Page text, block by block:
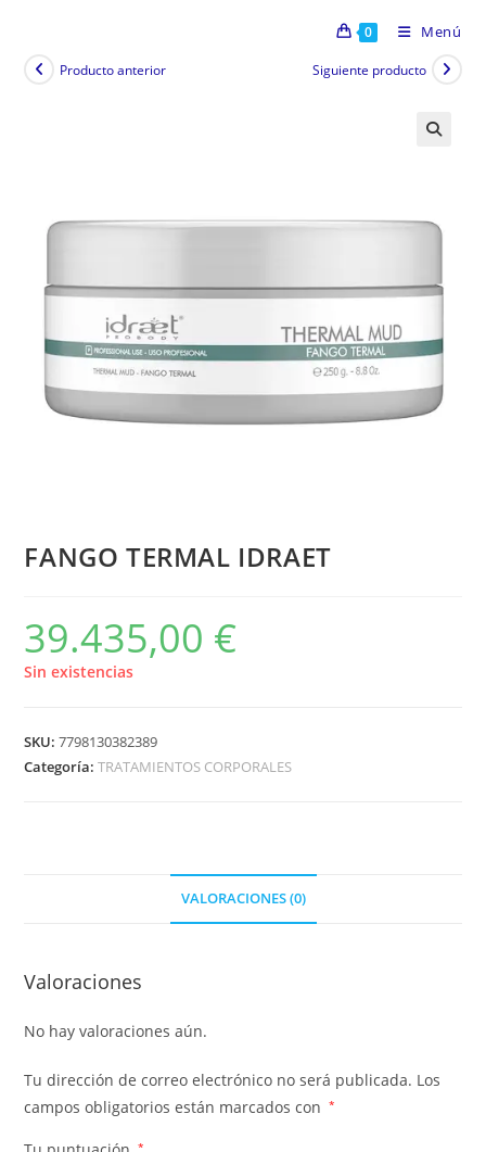
0 Menú
Producto anterior Siguiente producto
FANGO TERMAL IDRAET
39.435,00 €
Sin existencias
SKU:7798130382389
Categoría:TRATAMIENTOS CORPORALES
VALORACIONES (0)
Valoraciones
No hay valoraciones aún.
Tu dirección de correo electrónico no será publicada. Los
campos obligatorios están marcados con
*
*